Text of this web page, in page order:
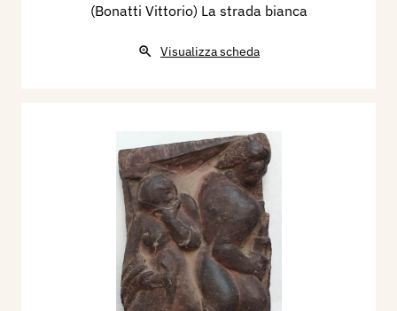
(Bonatti Vittorio) La strada bianca
Visualizza scheda